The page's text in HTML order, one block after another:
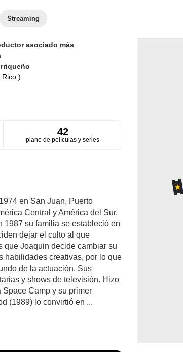
Streaming
asociado más
42
plano de películas y series
en San Juan, Puerto
Central y América del Sur,
1987 su familia se estableció en
dejar el culto al que
que Joaquin decide cambiar su
habilidades creativas, por lo que
de la actuación. Sus
y shows de televisión. Hizo
Camp y su primer
(1989) lo convirtió en ...